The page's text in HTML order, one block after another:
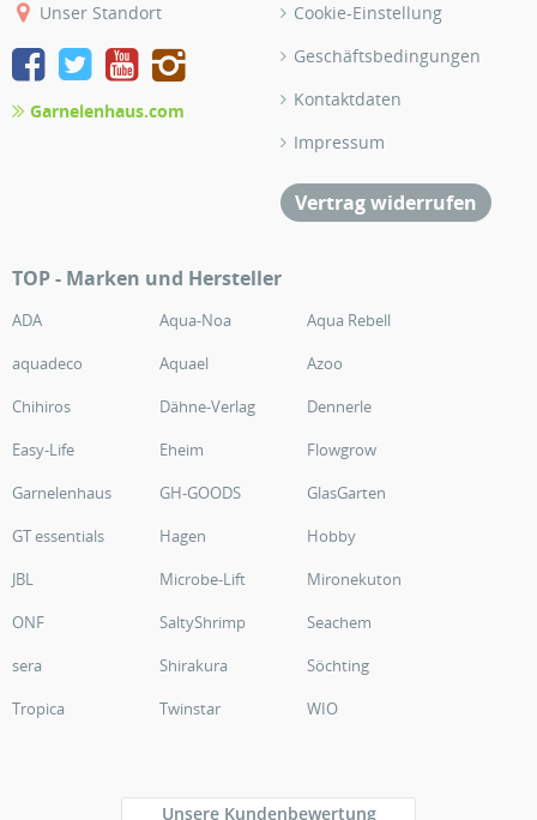
Unser Standort
Garnelenhaus.com
Cookie-Einstellung
Geschäftsbedingungen
Kontaktdaten
Impressum
Vertrag widerrufen
TOP - Marken und Hersteller
ADA Aqua-Noa
Aqua Rebell
aquadeco
Aquael
Azoo
Chihiros
Dähne-Verlag
Dennerle
Easy-Life
Eheim
Flowgrow
Garnelenhaus
GH-GOODS
GlasGarten
GT essentials
Hagen
Hobby
JBL
Microbe-Lift
Mironekuton
ONF
SaltyShrimp
Seachem
sera
Shirakura
Söchting
Tropica
Twinstar WIO
Unsere Kundenbewertung